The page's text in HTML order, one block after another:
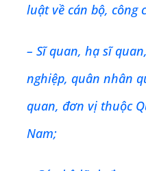
luật về cán bộ, công
– Sĩ quan, hạ sĩ
nghiệp, quân nhân
quan, đơn vị thuộc
Nam;